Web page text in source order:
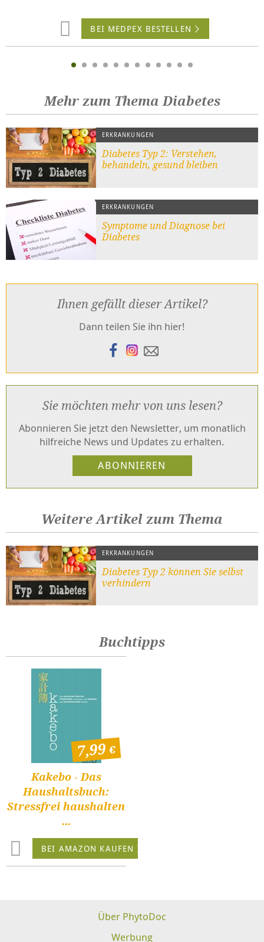
BEI MEDPEX BESTELLEN
Mehr zum Thema Diabetes
ERKRANKUNGEN
Diabetes Typ 2: Verstehen,
behandeln, gesund bleiben
ERKRANKUNGEN
Symptome und Diagnose bei
Diabetes
Ihnen gefällt dieser Artikel?
Dann teilen Sie ihn hier!
Sie möchten mehr von uns lesen?
Abonnieren Sie jetzt den Newsletter, um monatlich
hilfreiche News und Updates zu erhalten.
Weitere Artikel zum Thema
ERKRANKUNGEN
Diabetes Typ 2 können Sie selbst
verhindern
Buchtipps
Kakebo - Das
Haushaltsbuch:
Stressfrei haushalten
...
7,99
BEI AMAZON KAUFEN
Über PhytoDoc
Werbung